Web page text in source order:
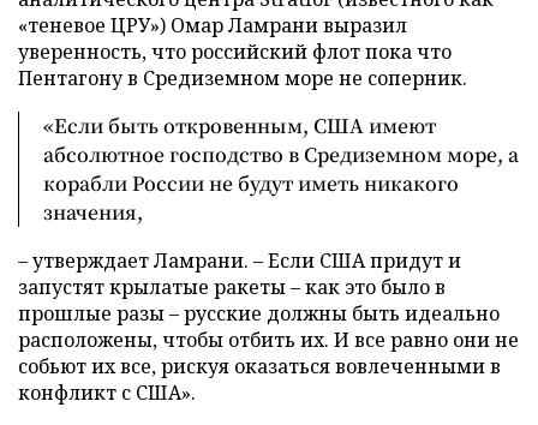
«теневое ЦРУ») Омар Ламрани выразил
уверенность, что российский флот пока что
Пентагону в Средиземном море не соперник.
«Если быть откровенным, США имеют
абсолютное господство в Средиземном море, а
корабли России не будут иметь никакого
значения,
– утверждает Ламрани. – Если США придут и
запустят крылатые ракеты – как это было в
прошлые разы – русские должны быть идеально
расположены, чтобы отбить их. И все равно они не
собьют их все, рискуя оказаться вовлеченными в
конфликт с США».